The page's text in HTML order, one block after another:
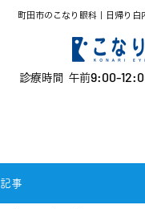
町田市のこなり眼科｜日帰り白
診療時間 午前9:00-
記事